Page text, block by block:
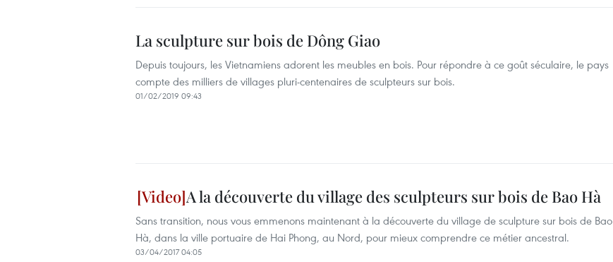
La sculpture sur bois de Dông Giao
Depuis toujours, les Vietnamiens adorent les meubles en bois. Pour répondre à ce goût séculaire, le pays
compte des milliers de villages pluri-centenaires de sculpteurs sur bois.
01/02/2019 09:43
A la découverte du village des sculpteurs sur bois de Bao Hà
Sans transition, nous vous emmenons maintenant à la découverte du village de sculpture sur bois de Bao
Hà, dans la ville portuaire de Hai Phong, au Nord, pour mieux comprendre ce métier ancestral.
03/04/2017 04:05